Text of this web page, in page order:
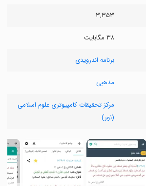
۳,۳۵۳
۳۸ مگابایت
برنامه اندرویدی
مذهبی
مرکز تحقیقات کامپیوتری علوم اسلامی
(نور)